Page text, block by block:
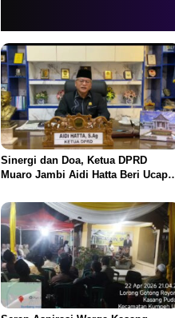
a
s
i
p
o
s
Sinergi dan Doa, Ketua DPRD
Muaro Jambi Aidi Hatta Beri